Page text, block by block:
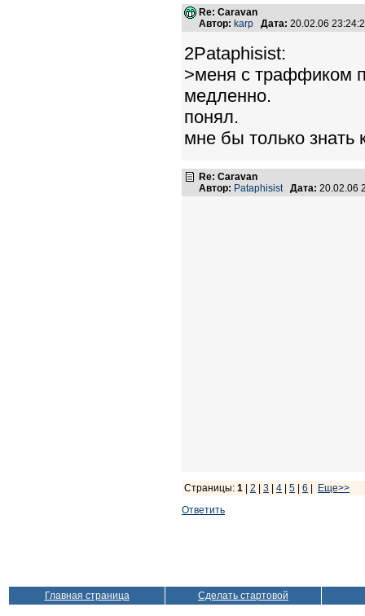
Re: Caravan
Автор: karp Дата: 20.02.06
2Pataphisist:
>меня с траффиком
медленно.
понял.
мне бы только знать
Re: Caravan
Автор: Pataphisist Дата: 20.02.06
Страницы: 1 2 3 4 5 6
Еще>>
Ответить
Главная страница Сделать стартовой